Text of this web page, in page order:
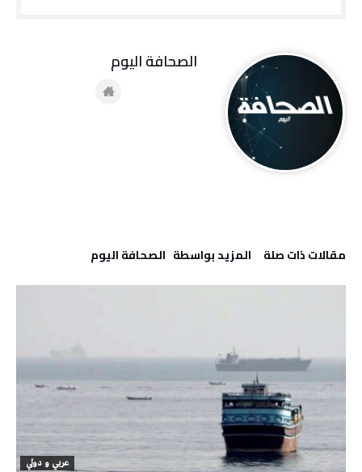
‫مقالات ذات صلة‬ ‫‫المزيد بواسطة‬ ‬ ‭ ‬الصحافة‭ ‬اليوم
عربي و دولي